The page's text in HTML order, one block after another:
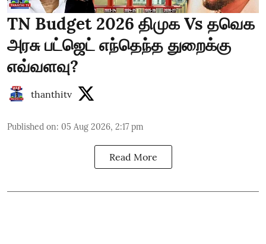
TN Budget 2026 திமுக Vs தவெக
அரசு பட்ஜெட் எந்தெந்த துறைக்கு
எவ்வளவு?
thanthitv
Published on: 05 Aug 2026, 2:17 pm
Read More